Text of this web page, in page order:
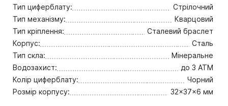
Тип циферблату:
Стрілочний
Тип механізму:
Кварцовий
Тип кріплення:
Сталевий браслет
Корпус:
Сталь
Тип скла:
Мінеральне
Водозахист:
до 3 ATM
Колір циферблату:
Чорний
Розмір корпусу:
32x37x6 мм